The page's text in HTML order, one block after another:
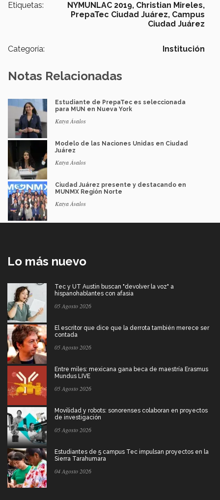
Etiquetas: NYMUNLAC 2019, Christian Mireles,
PrepaTec Ciudad Juárez, Campus
Ciudad Juárez
Categoría: Institución
Notas Relacionadas
Estudiante de PrepaTec es seleccionada
para MUN en Nueva York
Katya Ávalos
Modelo de las Naciones Unidas en Ciudad
Juárez
Katya Ávalos
Ciudad Juárez presente y destacando en
MUNMX Región Norte
Katya Ávalos
Lo más nuevo
Tec y UT Austin buscan "devolver la voz" a
hispanohablantes con afasia
05 Agosto 2026
El escritor que dice que la derrota también merece ser
contada
05 Agosto 2026
Entre miles: mexicana gana beca de maestría Erasmus
Mundus LIVE
05 Agosto 2026
Movilidad y robots: sonorenses colaboran en proyectos
de investigación
05 Agosto 2026
Estudiantes de 5 campus Tec impulsan proyectos en la
Sierra Tarahumara
04 Agosto 2026